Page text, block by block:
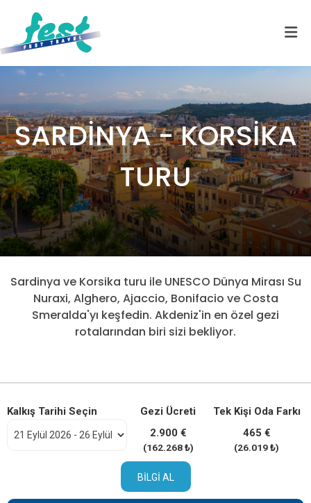
SARDİNYA - KORSİKA
TURU
Sardinya ve Korsika turu ile UNESCO Dünya Mirası Su
Nuraxi, Alghero, Ajaccio, Bonifacio ve Costa
Smeralda'yı keşfedin. Akdeniz'in en özel gezi
rotalarından biri sizi bekliyor.
Kalkış Tarihi Seçin
Gezi Ücreti
2.900 €
(162.268 ₺)
Tek Kişi Oda Farkı
465 €
(26.019 ₺)
BILGI AL